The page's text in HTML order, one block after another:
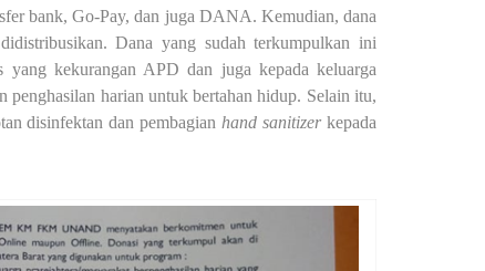
bank, Go-Pay, dan juga DANA. Kemudian, dana
Dana yang sudah terkumpulkan ini
yang kekurangan APD dan juga kepada keluarga
penghasilan harian untuk bertahan hidup. Selain itu,
disinfektan dan pembagian hand sanitizerkepada